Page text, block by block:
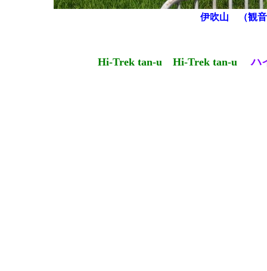
伊吹山 （観音
Hi-Trek tan-u Hi-Trek tan-u ハ